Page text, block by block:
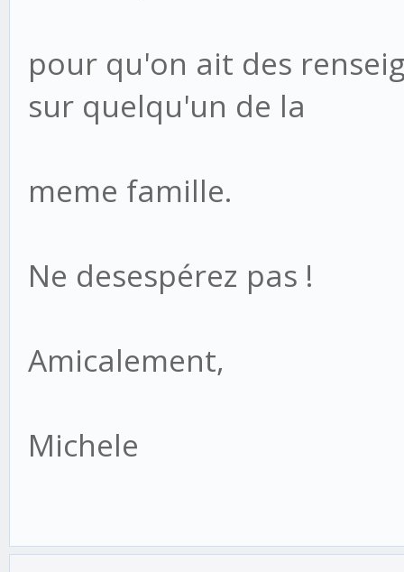
pour qu'on ait des
sur quelqu'un de la
meme famille.
Ne desespérez pas !
Amicalement,
Michele